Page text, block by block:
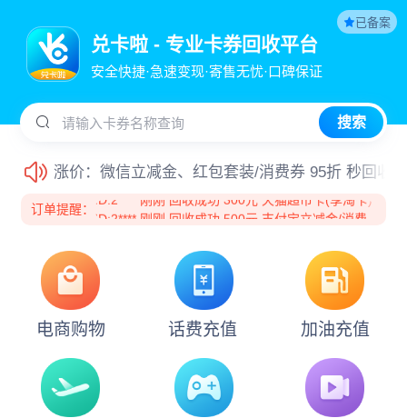
已备案
兑卡啦 - 专业卡券回收平台
安全快捷·急速变现·寄售无忧·口碑保证
请输入卡券名称查询 搜索
涨价：微信立减金、红包套装/消费券 95折 秒回收！
五一节正常回收，正常结算，欢迎提交回收！祝大
平台新增沃尔玛券包（96%折）盒马生活券包（
受市场行情影响，京东E卡50-5000面值折扣调整至
携程生活券包(分期乐) 96折秒回收，欢迎提交订单
分期乐卡券回收：天猫购物券、骏网一卡通、微信
接上游通知：中百购物卡暂时维护，提交订单不做
平台新增支付宝提现通道，请知悉！
沃尔玛购物卡折扣上调至0.94折，核销速度快销，
订单提醒：
ID:2**** 刚刚 回收成功 200元 沃尔玛(232开头)
ID:2**** 刚刚 回收成功 500元 支付宝立减金/消费
ID:2**** 刚刚 回收成功 100元 中石化加油卡
ID:2**** 刚刚 回收成功 100元 中石化加油卡
ID:2**** 刚刚 回收成功 100元 中石化加油卡
ID:5**** 刚刚 回收成功 100元 京东E卡(仅卡密)
ID:1**** 刚刚 回收成功 1000元 沃尔玛(232开头)
ID:2**** 刚刚 回收成功 200元 中石化加油卡
ID:2**** 刚刚 回收成功 1000元 京东超市卡
ID:2**** 刚刚 回收成功 200元 携程卡套装(分期乐)
ID:9**** 刚刚 回收成功 100元 京东E卡(仅卡密)
ID:2**** 刚刚 回收成功 100元 京东E卡(仅卡密)
ID:6**** 刚刚 回收成功 500元 沃尔玛(868开头)
ID:2**** 刚刚 回收成功 10元 盒马礼品卡
电商购物 话费充值 加油充值